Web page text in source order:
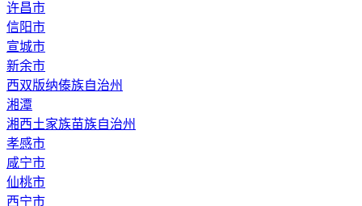
许昌市
信阳市
宣城市
新余市
西双版纳傣族自治州
湘潭
湘西土家族苗族自治州
孝感市
咸宁市
仙桃市
西宁市